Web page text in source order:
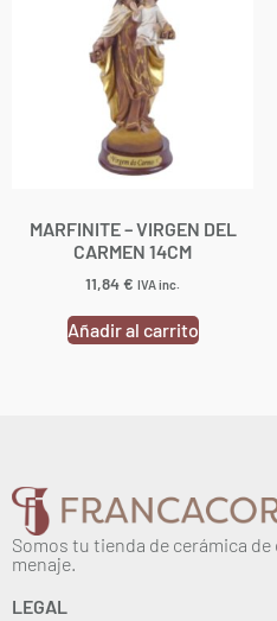
MARFINITE – VIRGEN DEL
CARMEN 14CM
11,84€ IVA inc.
Añadir al carrito
Somos tu tienda de cerámica
menaje.
LEGAL